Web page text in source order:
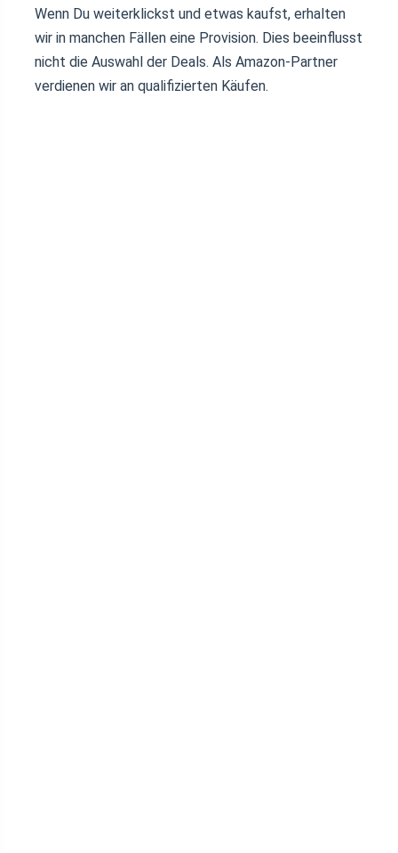
Wenn Du weiterklickst und etwas kaufst, erhalten
wir in manchen Fällen eine Provision. Dies beeinflusst
nicht die Auswahl der Deals. Als Amazon-Partner
verdienen wir an qualifizierten Käufen.